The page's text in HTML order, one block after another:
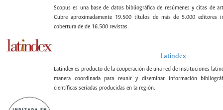
Scopus es una base de datos bibliográfica de resúmenes y citas de
Cubre aproximadamente 19.500 títulos de más de 5.000 editores
cobertura de de 16.500 revistas.
Latindex
Latindex es producto de la cooperación de una red de instituciones
manera coordinada para reunir y diseminar información
científicas seriadas producidas en la región.